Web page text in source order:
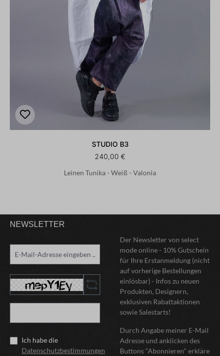
STUDIO B3
240,00 €
Leinen Tunika - Weiß - Valonia
NEWSLETTER
Ich habe die
Datenschutzbestimmungen
Der Newsletter von select
mode online - 10% Gutschein
für Ihre Erstanmeldung (nicht
auf vorherige Bestellungen
einlösbar) - Infos zu neuen
Produkten, Designern,
exklusiven Rabattaktionen
sowie Salestarts!
Durch Angabe meiner E-Mail
Adresse und anklicken des
Buttons "Abonnieren" erkläre